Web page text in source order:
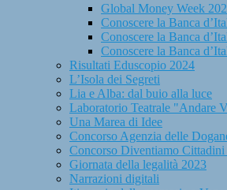
Global Money Week
Conoscere la Banca
Conoscere la Banca
Conoscere la Banca
Risultati Eduscopio 2024
L’Isola dei Segreti
Lia e Alba: dal buio alla luce
Laboratorio Teatrale "Andare
Una Marea di Idee
Concorso Agenzia delle
Concorso Diventiamo
Giornata della legalità 2023
Narrazioni digitali